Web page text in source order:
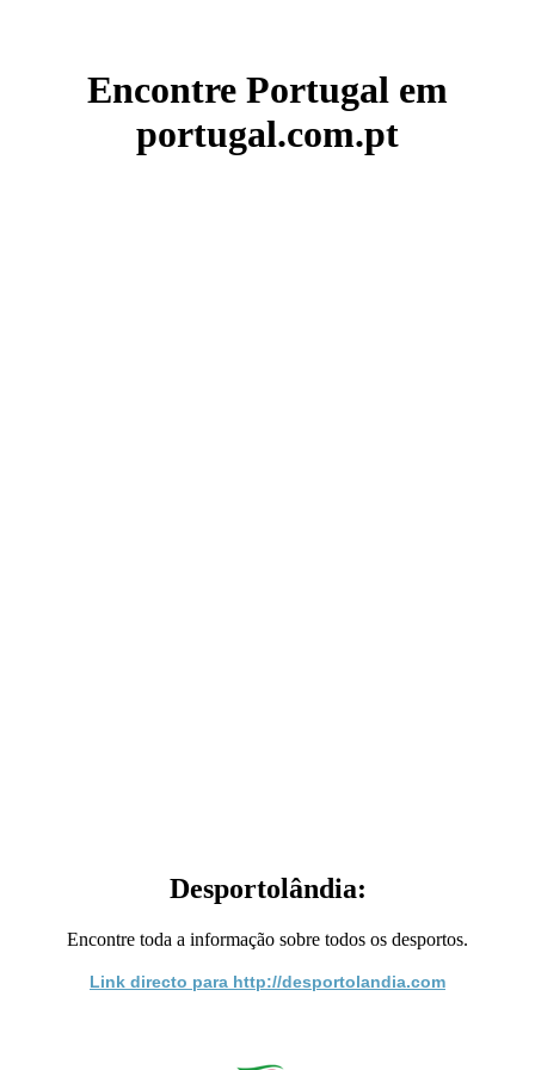
Encontre Portugal em
portugal.com.pt
Desportolândia:
Encontre toda a informação sobre todos os desportos.
Link directo para http://desportolandia.com